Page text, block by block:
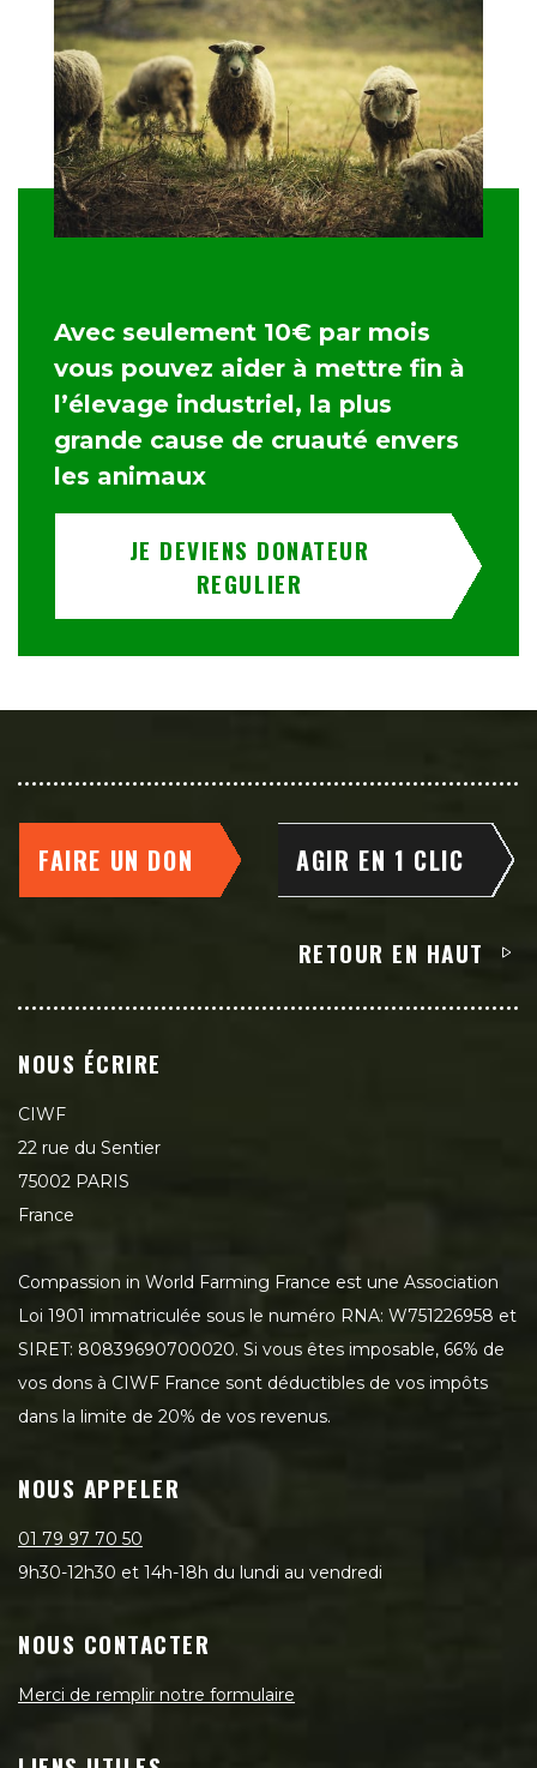
Avec seulement 10€ par mois
vous pouvez aider à mettre fin à
l’élevage industriel, la plus
grande cause de cruauté envers
les animaux
JE DEVIENS DONATEUR
REGULIER
FAIRE UN DON AGIR EN 1 CLIC
RETOUR EN HAUT
NOUS ÉCRIRE
CIWF
22 rue du Sentier
75002 PARIS
France
Compassion in World Farming France est une Association
Loi 1901 immatriculée sous le numéro RNA: W751226958 et
SIRET: 80839690700020. Si vous êtes imposable, 66% de
vos dons à CIWF France sont déductibles de vos impôts
dans la limite de 20% de vos revenus.
NOUS APPELER
01 79 97 70 50
9h30-12h30 et 14h-18h du lundi au vendredi
NOUS CONTACTER
Merci de remplir notre formulaire